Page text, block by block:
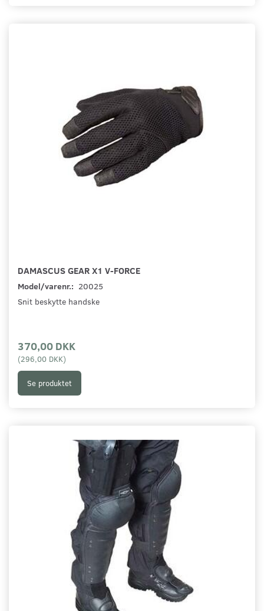
DAMASCUS GEAR X1 V-FORCE
Model/varenr.: 20025
Snit beskytte handske
370,00 DKK
(296,00 DKK)
Se produktet